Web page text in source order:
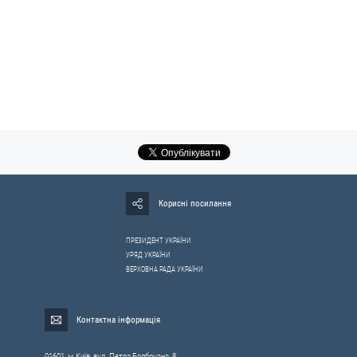
Корисні посилання
ПРЕЗИДЕНТ УКРАЇНИ
УРЯД УКРАЇНИ
ВЕРХОВНА РАДА УКРАЇНИ
Контактна інформація